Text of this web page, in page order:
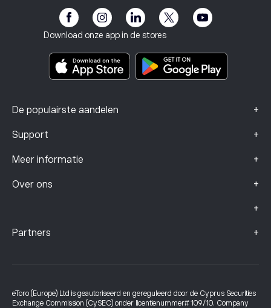
Download onze app in de stores
De populairste aandelen +
Support +
Meer informatie +
Over ons +
Impressum
+
Risicomelding
Algemene voorwaarden
Documenten met belangrijke informatie
Klachtengegevens (FCA-klanten)
Partners +
Beleggingsverzekering
eToro (Europe) Ltd is geautoriseerd en gereguleerd door de Cyprus Securities
Exchange Commission (CySEC) onder licentienummer# 109/10. Company